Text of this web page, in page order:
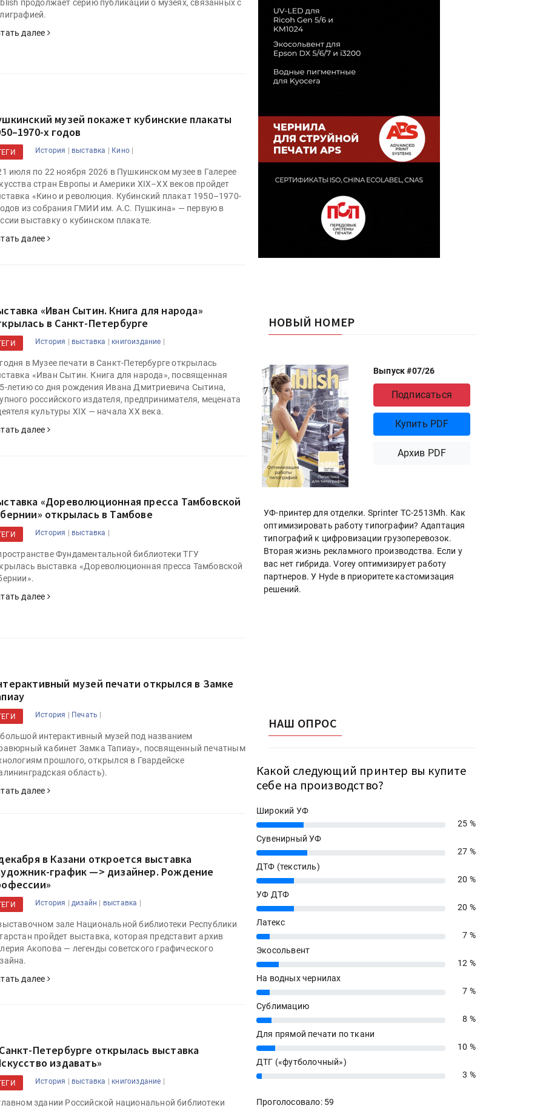
продолжает серию публикаций о музеях, связанных с
далее
музей покажет кубинские плакаты
х годов
История | выставка | Кино |
июля по 22 ноября 2026 в Пушкинском музее в Галерее
стран Европы и Америки XIX–XX веков пройдет
«Кино и революция. Кубинский плакат 1950–1970-
из собрания ГМИИ им. А.С. Пушкина» — первую в
выставку о кубинском плакате.
далее
«Иван Сытин. Книга для народа»
в Санкт-Петербурге
История | выставка | книгоиздание |
в Музее печати в Санкт-Петербурге открылась
«Иван Сытин. Книга для народа», посвященная
летию со дня рождения Ивана Дмитриевича Сытина,
российского издателя, предпринимателя, мецената
культуры XIX — начала ХХ века.
далее
«Дореволюционная пресса Тамбовской
открылась в Тамбове
История | выставка |
Фундаментальной библиотеки ТГУ
выставка «Дореволюционная пресса Тамбовской
далее
музей печати открылся в Замке
История | Печать |
интерактивный музей под названием
кабинет Замка Тапиау», посвященный печатным
прошлого, открылся в Гвардейске
область).
далее
в Казани откроется выставка
график —> дизайнер. Рождение
История | дизайн | выставка |
зале Национальной библиотеки Республики
пройдет выставка, которая представит архив
Акопова — легенды советского графического
далее
Петербурге открылась выставка
издавать»
История | выставка | книгоиздание |
здании Российской национальной библиотеки
НОВЫЙ НОМЕР
Выпуск #07/26
Подписаться
Купить PDF
Архив PDF
УФ-принтер для отделки. Sprinter ТС-2513Mh. Как
оптимизировать работу типографии? Адаптация
типографий к цифровизации грузоперевозок.
Вторая жизнь рекламного производства. Если у
вас нет гибрида. Vorey оптимизирует работу
партнеров. У Hyde в приоритете кастомизация
решений.
НАШ ОПРОС
Какой следующий принтер вы купите
себе на производство?
Широкий УФ
25%
25 %
Сувенирный УФ
27%
27 %
ДТФ (текстиль)
20%
20 %
УФ ДТФ
20%
20 %
Латекс
7%
7 %
Экосольвент
12%
12 %
На водных чернилах
7%
7 %
Сублимацию
8%
8 %
Для прямой печати по ткани
10%
10 %
ДТГ («футболочный»)
3% 3 %
Проголосовало: 59